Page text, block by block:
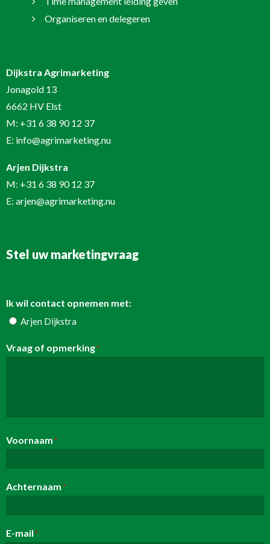
Organiseren en delegeren
Dijkstra Agrimarketing
Jonagold 13
6662 HV Elst
M: +31 6 38 90 12 37
E: info@agrimarketing.nu
Arjen Dijkstra
M: +31 6 38 90 12 37
E: arjen@agrimarketing.nu
Stel uw marketingvraag
Ik wil contact opnemen met:
Arjen Dijkstra
Vraag of opmerking*
Voornaam*
Achternaam*
E-mail*